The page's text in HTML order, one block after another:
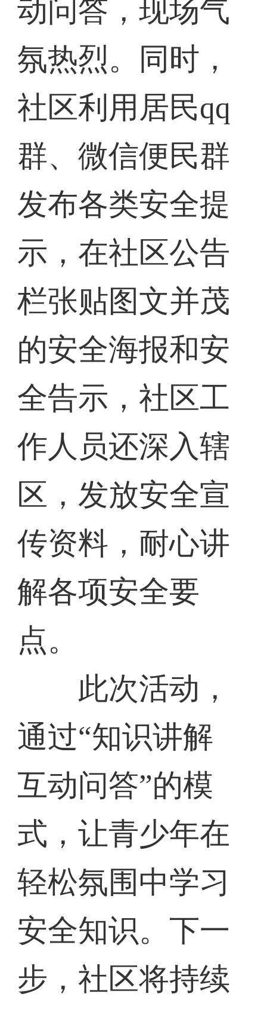
动问答，现场气
氛热烈。同时，
社区利用居民qq
群、微信便民群
发布各类安全提
示，在社区公告
栏张贴图文并茂
的安全海报和安
全告示，社区工
作人员还深入辖
区，发放安全宣
传资料，耐心讲
解各项安全要
点。
此次活动，
通过“知识讲解
互动问答”的模
式，让青少年在
轻松氛围中学习
安全知识。下一
步，社区将持续